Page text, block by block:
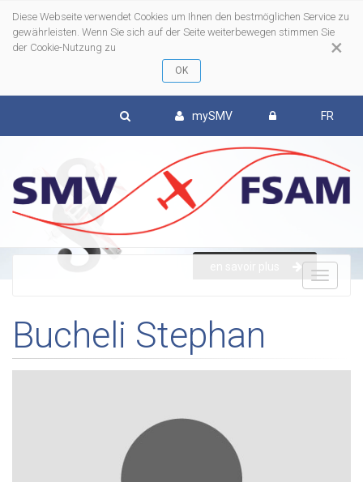
×
Diese Webseite verwendet Cookies um Ihnen den bestmöglichen Service zu
gewährleisten. Wenn Sie sich auf der Seite weiterbewegen stimmen Sie
der Cookie-Nutzung zu
mySMV FR
Bucheli Stephan